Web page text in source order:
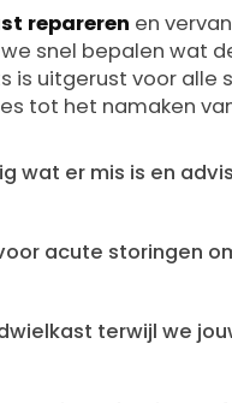
repareren en
snel bepalen wat
is uitgerust voor alle
tot het namaken
wat er mis is en
acute storingen
terwijl we